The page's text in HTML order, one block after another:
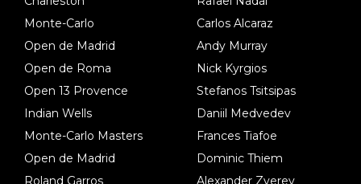
Monte-Carlo
Open de Madrid
Open de Roma
Open 13 Provence
Indian Wells
Monte-Carlo Masters
Open de Madrid
Roland Garros
Carlos Alcaraz
Andy Murray
Nick Kyrgios
Stefanos Tsitsipas
Daniil Medvedev
Frances Tiafoe
Dominic Thiem
Alexander Zverev